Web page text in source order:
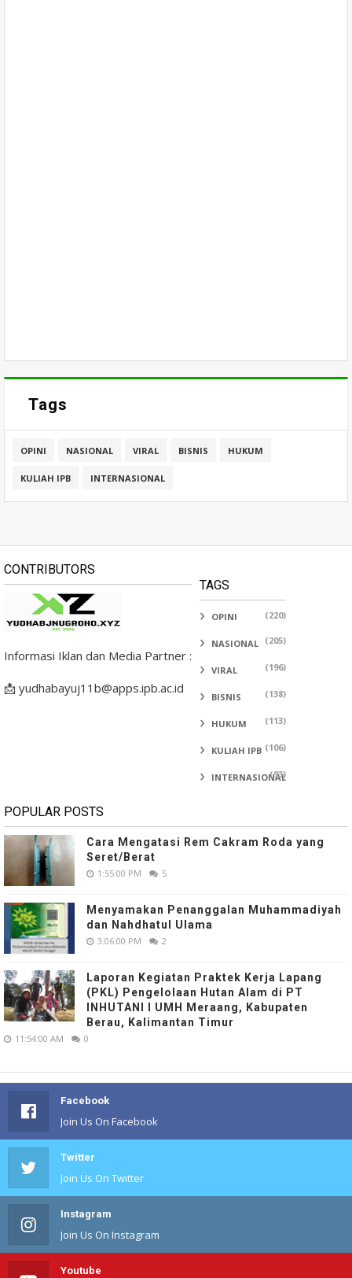
Tags
OPINI NASIONAL VIRAL BISNIS HUKUM
KULIAH IPB INTERNASIONAL
CONTRIBUTORS
Informasi Iklan dan Media Partner :
📩 yudhabayuj11b@apps.ipb.ac.id
TAGS
OPINI (220)
NASIONAL (205)
VIRAL (196)
BISNIS (138)
HUKUM (113)
KULIAH IPB (106)
INTERNASIONAL
(93)
POPULAR POSTS
Cara Mengatasi Rem Cakram Roda yang
Seret/Berat
1:55:00 PM 5
Menyamakan Penanggalan Muhammadiyah
dan Nahdhatul Ulama
3:06:00 PM 2
Laporan Kegiatan Praktek Kerja Lapang
(PKL) Pengelolaan Hutan Alam di PT
INHUTANI I UMH Meraang, Kabupaten
Berau, Kalimantan Timur
11:54:00 AM 0
Facebook
Join Us On Facebook
Twitter
Join Us On Twitter
Instagram
Join Us On Instagram
Youtube